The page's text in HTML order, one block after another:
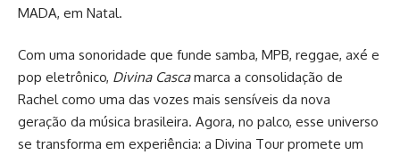
MADA, em Natal.
Com uma sonoridade que funde samba, MPB, reggae, axé e
pop eletrônico, Divina Cascamarca a consolidação de
Rachel como uma das vozes mais sensíveis da nova
geração da música brasileira. Agora, no palco, esse universo
se transforma em experiência: a Divina Tour promete um